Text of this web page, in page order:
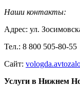
Наши контакты:
Адрес: ул.
Тел.: 8 800 505-80-55
Сайт:
Услуги в Нижнем